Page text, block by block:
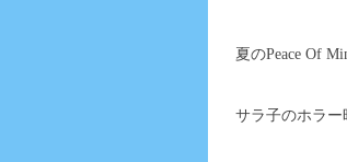
夏のPeace Of
サラ子のホラー